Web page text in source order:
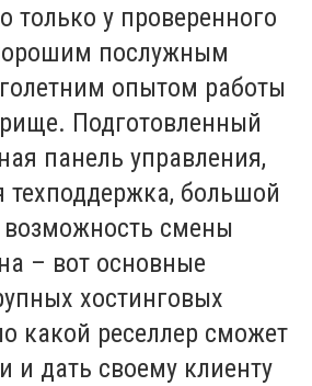
только у проверенного
послужным
опытом работы
Подготовленный
панель управления,
техподдержка, большой
смены
– вот основные
хостинговых
какой реселлер сможет
и дать своему клиенту